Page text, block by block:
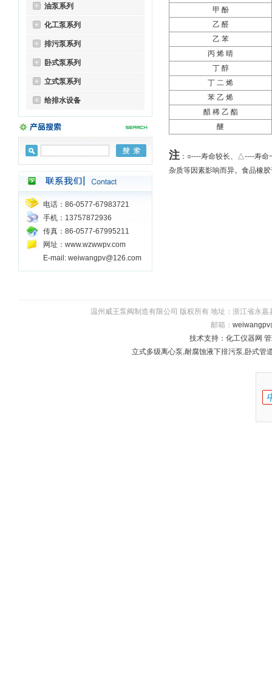
油泵系列
化工泵系列
排污泵系列
卧式泵系列
立式泵系列
给排水设备
电话：86-0577-67983721
手机：13757872936
传真：86-0577-67995211
网址：www.wzwwpv.com
E-mail: weiwangpv@126.com
甲 酚
乙 醛
乙 苯
丙 烯 晴
丁 醇
丁 二 烯
苯 乙 烯
醋 稀 乙 酯
醚
注 ：○----寿命较长、△----寿命
杂质等因素影响而异。食品橡
温州威王泵阀制造有限公司 版权所有 地址：浙江省永
邮箱：
技术支持： 化工仪器网
立式多级离心泵,耐腐蚀液下排污泵,卧式管